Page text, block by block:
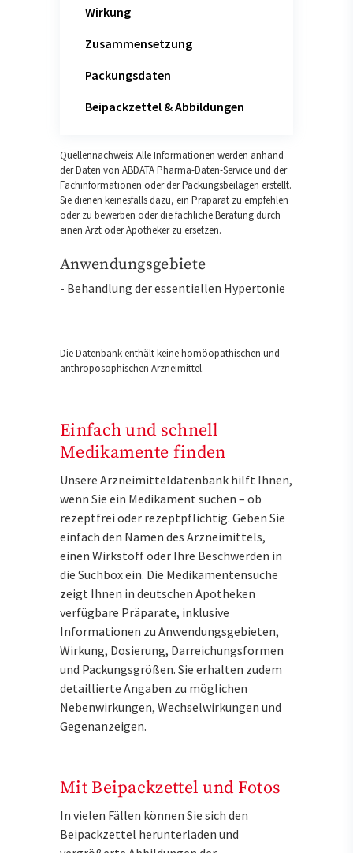
Wirkung
Zusammensetzung
Packungsdaten
Beipackzettel & Abbildungen
Quellennachweis: Alle Informationen werden anhand
der Daten von ABDATA Pharma-Daten-Service und der
Fachinformationen oder der Packungsbeilagen erstellt.
Sie dienen keinesfalls dazu, ein Präparat zu empfehlen
oder zu bewerben oder die fachliche Beratung durch
einen Arzt oder Apotheker zu ersetzen.
Anwendungsgebiete
- Behandlung der essentiellen Hypertonie
Die Datenbank enthält keine homöopathischen und
anthroposophischen Arzneimittel.
Einfach und schnell
Medikamente finden
Unsere Arzneimitteldatenbank hilft Ihnen,
wenn Sie ein Medikament suchen – ob
rezeptfrei oder rezeptpflichtig. Geben Sie
einfach den Namen des Arzneimittels,
einen Wirkstoff oder Ihre Beschwerden in
die Suchbox ein. Die Medikamentensuche
zeigt Ihnen in deutschen Apotheken
verfügbare Präparate, inklusive
Informationen zu Anwendungsgebieten,
Wirkung, Dosierung, Darreichungsformen
und Packungsgrößen. Sie erhalten zudem
detaillierte Angaben zu möglichen
Nebenwirkungen, Wechselwirkungen und
Gegenanzeigen.
Mit Beipackzettel und Fotos
In vielen Fällen können Sie sich den
Beipackzettel herunterladen und